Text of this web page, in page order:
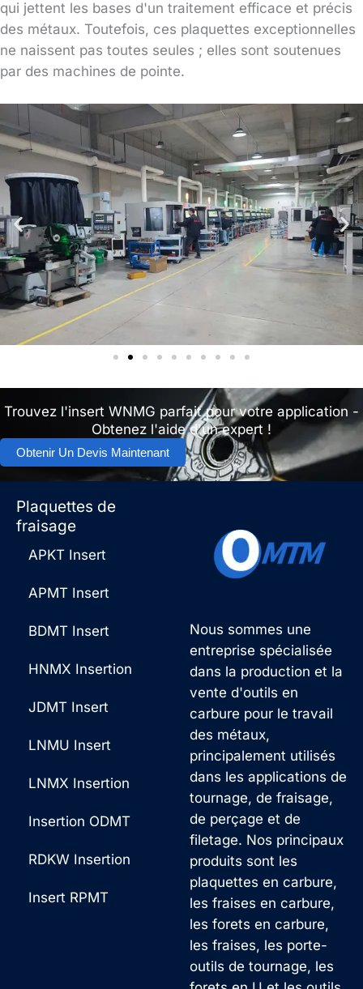
qui jettent les bases d'un traitement efficace et précis
des métaux. Toutefois, ces plaquettes exceptionnelles
ne naissent pas toutes seules ; elles sont soutenues
par des machines de pointe.
Trouvez l'insert WNMG parfait pour votre application -
Obtenez l'aide d'un expert !
Obtenir Un Devis Maintenant
Nous sommes une
entreprise spécialisée
dans la production et la
vente d'outils en
carbure pour le travail
des métaux,
principalement utilisés
dans les applications de
tournage, de fraisage,
de perçage et de
filetage. Nos principaux
produits sont les
plaquettes en carbure,
les fraises en carbure,
les forets en carbure,
les fraises, les porte-
outils de tournage, les
Plaquettes de
fraisage
APKT Insert
APMT Insert
BDMT Insert
HNMX Insertion
JDMT Insert
LNMU Insert
LNMX Insertion
Insertion ODMT
RDKW Insertion
Insert RPMT